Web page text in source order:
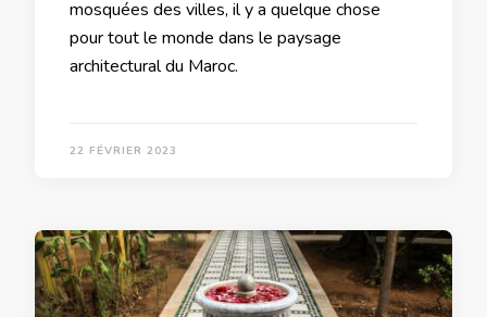
mosquées des villes, il y a quelque chose
pour tout le monde dans le paysage
architectural du Maroc.
22 FÉVRIER 2023